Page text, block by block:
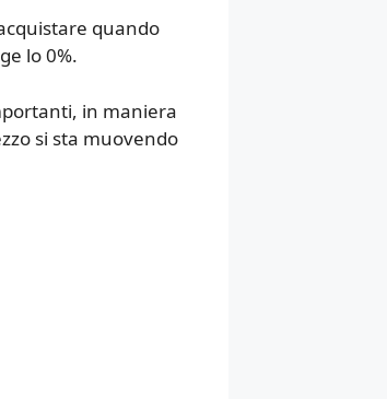
quando
lo 0%.
in maniera
si sta muovendo